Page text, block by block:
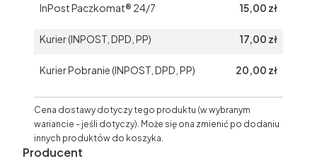
InPost Paczkomat® 24/7 15,00 zł
Kurier (INPOST, DPD, PP) 17,00 zł
Kurier Pobranie (INPOST, DPD, PP) 20,00 zł
Cena dostawy dotyczy tego produktu (w wybranym
wariancie - jeśli dotyczy). Może się ona zmienić po dodaniu
innych produktów do koszyka.
Producent